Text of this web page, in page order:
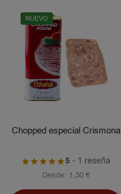
NUEVO
Chopped especial Crismona
5 - 1 reseña
Desde: 1,30 €